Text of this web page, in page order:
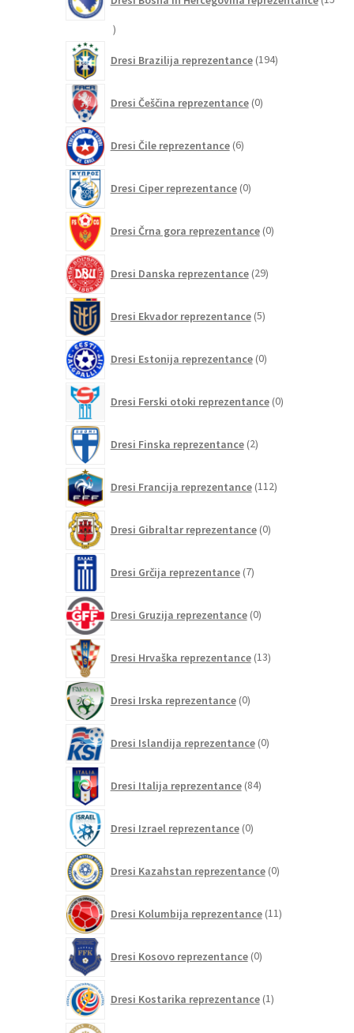
15
Dresi Brazilija reprezentance 194izdelkov
Dresi Češčina reprezentance 0izdelkov
Dresi Čile reprezentance 6izdelkov
Dresi Ciper reprezentance 0izdelkov
Dresi Črna gora reprezentance 0izdelkov
Dresi Danska reprezentance 29izdelkov
Dresi Ekvador reprezentance 5izdelkov
Dresi Estonija reprezentance 0izdelkov
Dresi Ferski otoki reprezentance 0izdelkov
Dresi Finska reprezentance 2izdelka
Dresi Francija reprezentance 112izdelkov
Dresi Gibraltar reprezentance 0izdelkov
Dresi Grčija reprezentance 7izdelkov
Dresi Gruzija reprezentance 0izdelkov
Dresi Hrvaška reprezentance 13izdelkov
Dresi Irska reprezentance 0izdelkov
Dresi Islandija reprezentance 0izdelkov
Dresi Italija reprezentance 84izdelkov
Dresi Izrael reprezentance 0izdelkov
Dresi Kazahstan reprezentance 0izdelkov
Dresi Kolumbija reprezentance 11izdelkov
Dresi Kosovo reprezentance 0izdelkov
Dresi Kostarika reprezentance 1izdelek